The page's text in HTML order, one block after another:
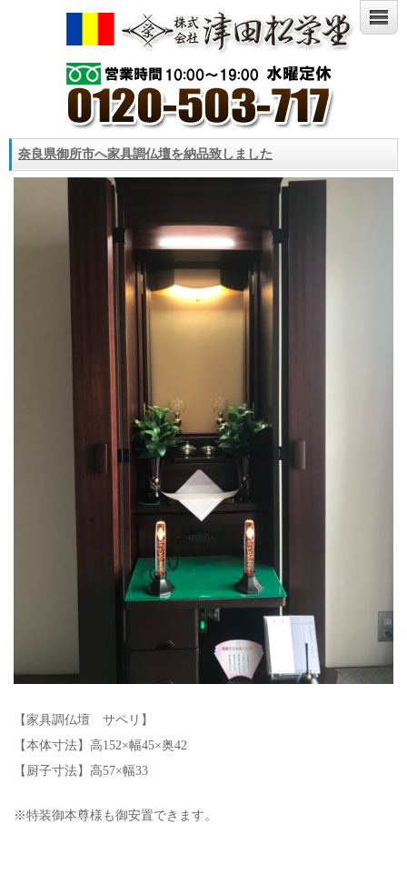
奈良県御所市へ家具調仏壇を納品致しました
【家具調仏壇 サペリ】
【本体寸法】高152×幅45×奥42
【厨子寸法】高57×幅33
※特装御本尊様も御安置できます。